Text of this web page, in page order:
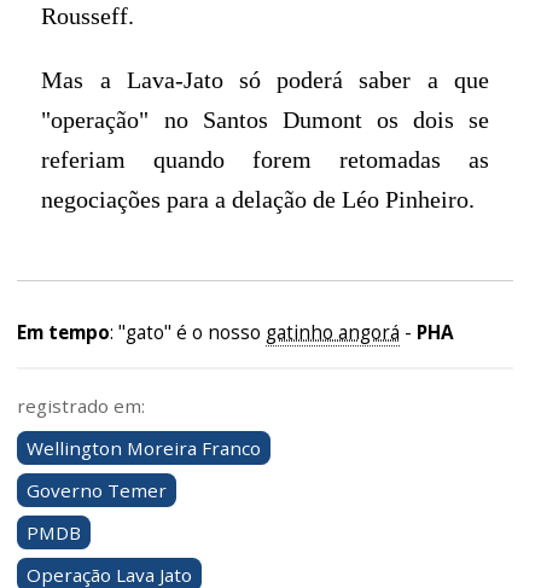
Rousseff.
Mas a Lava-Jato só poderá saber a que
"operação" no Santos Dumont os dois se
referiam quando forem retomadas as
negociações para a delação de Léo Pinheiro.
Em tempo: "gato" é o nosso gatinho angorá - PHA
registrado em:
Wellington Moreira Franco
Governo Temer
PMDB
Operação Lava Jato